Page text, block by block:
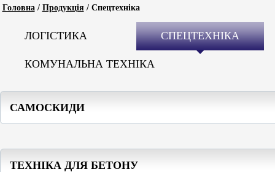
Головна/ Продукція / Спецтехніка
ЛОГІСТИКА СПЕЦТЕХНІКА
КОМУНАЛЬНА ТЕХНІКА
САМОСКИДИ
ТЕХНІКА ДЛЯ БЕТОНУ